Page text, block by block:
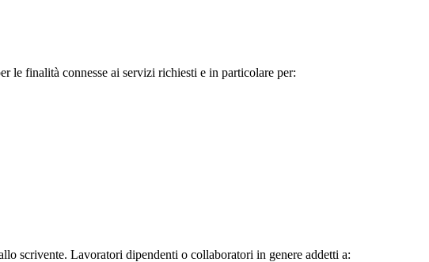
le finalità connesse ai servizi richiesti e in particolare per:
scrivente. Lavoratori dipendenti o collaboratori in genere addetti a: